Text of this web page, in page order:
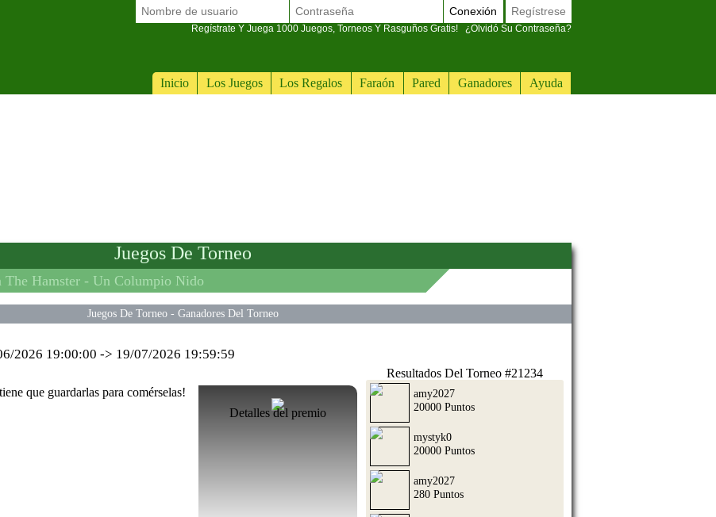
Inicio Los Juegos Los Regalos Faraón Pared Ganadores Ayuda
Conexión Regístrese
Regístrate Y Juega 1000 Juegos, Torneos Y Rasguños Gratis! ¿Olvidó Su Contraseña?
Juegos De Torneo
The Hamster - Un Columpio Nido
Juegos De Torneo- Ganadores Del Torneo
2026 19:00:00 -> 19/07/2026 19:59:59
Detalles del premio
Resultados Del Torneo #21234
amy2027
20000 Puntos
mystyk0
20000 Puntos
amy2027
280 Puntos